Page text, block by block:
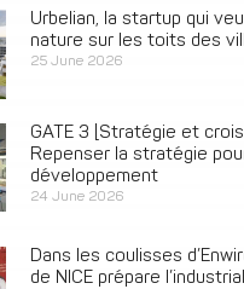
Urbelian, la startup qui
nature sur les toits des
25 June 2026
GATE 3 [Stratégie et
Repenser la stratégie
développement
24 June 2026
Dans les coulisses
de NICE prépare